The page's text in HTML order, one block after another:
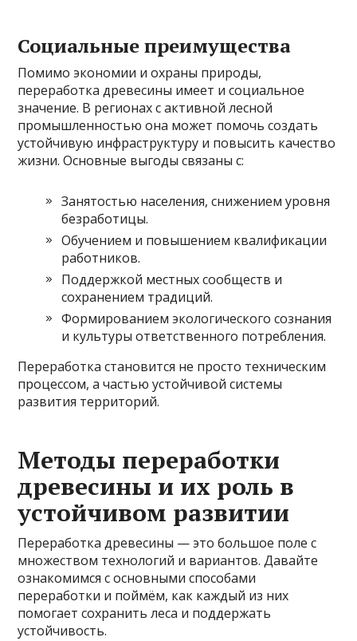
Социальные преимущества
Помимо экономии и охраны природы,
переработка древесины имеет и социальное
значение. В регионах с активной лесной
промышленностью она может помочь создать
устойчивую инфраструктуру и повысить качество
жизни. Основные выгоды связаны с:
Занятостью населения, снижением уровня
безработицы.
Обучением и повышением квалификации
работников.
Поддержкой местных сообществ и
сохранением традиций.
Формированием экологического сознания
и культуры ответственного потребления.
Переработка становится не просто техническим
процессом, а частью устойчивой системы
развития территорий.
Методы переработки
древесины и их роль в
устойчивом развитии
Переработка древесины — это большое поле с
множеством технологий и вариантов. Давайте
ознакомимся с основными способами
переработки и поймём, как каждый из них
помогает сохранить леса и поддержать
устойчивость.